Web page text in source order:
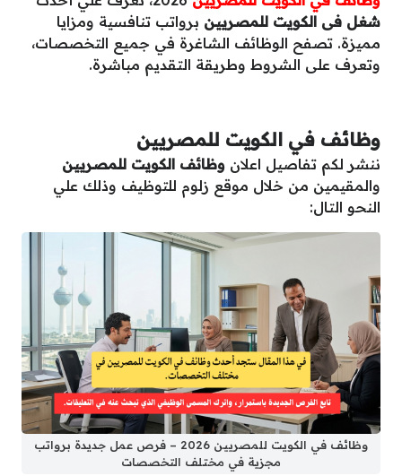
شغل فى الكويت للمصريين برواتب تنافسية ومزايا
مميزة. تصفح الوظائف الشاغرة في جميع التخصصات،
وتعرف على الشروط وطريقة التقديم مباشرة.
وظائف في الكويت للمصريين
ننشر لكم تفاصيل اعلان وظائف الكويت للمصريين
والمقيمين من خلال موقع زلوم للتوظيف وذلك علي
النحو التال:
وظائف في الكويت للمصريين 2026 – فرص عمل جديدة برواتب
مجزية في مختلف التخصصات